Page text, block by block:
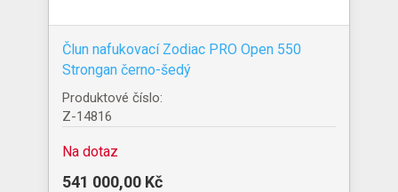
Člun nafukovací Zodiac PRO Open 550
Strongan černo-šedý
Produktové číslo:
Z-14816
Na dotaz
541 000,00 Kč